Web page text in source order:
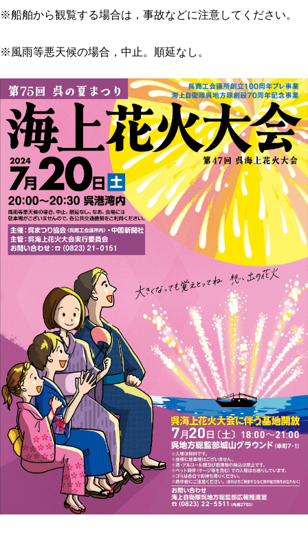
※船舶から観覧する場合は，事故などに注意してください。
※風雨等悪天候の場合，中止。順延なし。